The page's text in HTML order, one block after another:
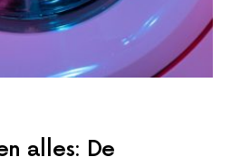
alles: De